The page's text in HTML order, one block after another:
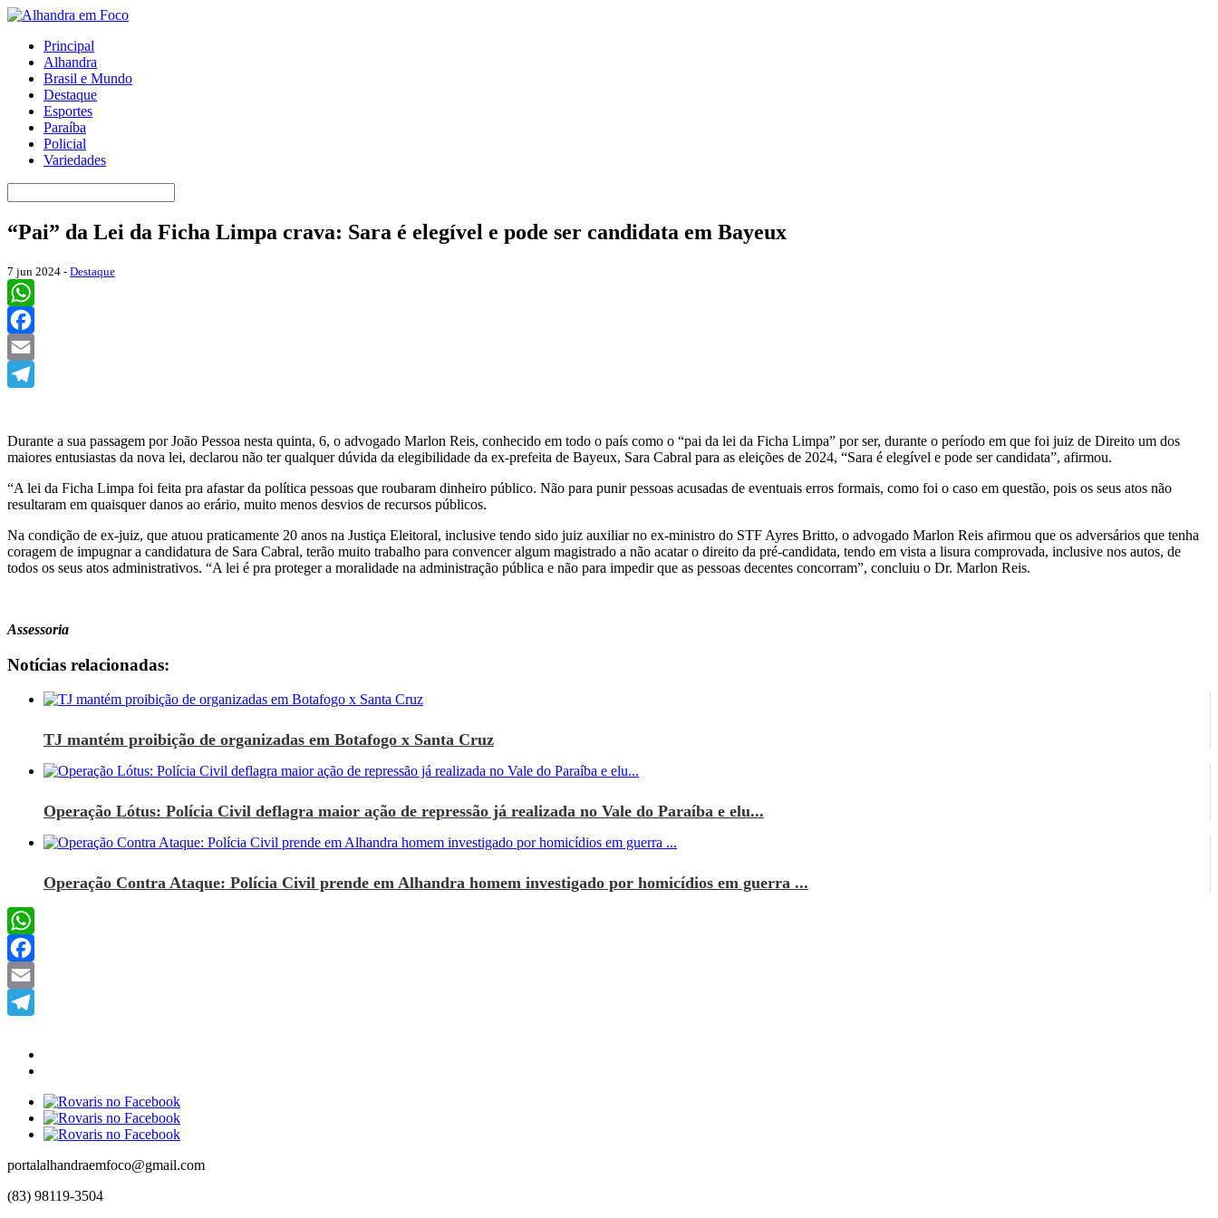
Principal
Alhandra
Brasil e Mundo
Destaque
Esportes
Paraíba
Policial
Variedades
“Pai” da Lei da Ficha Limpa crava: Sara é elegível e pode ser candidata em Bayeux
7 jun 2024 - Destaque
WhatsApp
Facebook
Email
Durante a sua passagem por João Pessoa nesta quinta, 6, o advogado Marlon Reis, conhecido em todo o país como o “pai da lei da Ficha Limpa” por ser, durante o período em que foi juiz de Direito um dos
maiores entusiastas da nova lei, declarou não ter qualquer dúvida da elegibilidade da ex-prefeita de Bayeux, Sara Cabral para as eleições de 2024, “Sara é elegível e pode ser candidata”, afirmou.
“A lei da Ficha Limpa foi feita pra afastar da política pessoas que roubaram dinheiro público. Não para punir pessoas acusadas de eventuais erros formais, como foi o caso em questão, pois os seus atos não
resultaram em quaisquer danos ao erário, muito menos desvios de recursos públicos.
Na condição de ex-juiz, que atuou praticamente 20 anos na Justiça Eleitoral, inclusive tendo sido juiz auxiliar no ex-ministro do STF Ayres Britto, o advogado Marlon Reis afirmou que os adversários que tenha
coragem de impugnar a candidatura de Sara Cabral, terão muito trabalho para convencer algum magistrado a não acatar o direito da pré-candidata, tendo em vista a lisura comprovada, inclusive nos autos, de
todos os seus atos administrativos. “A lei é pra proteger a moralidade na administração pública e não para impedir que as pessoas decentes concorram”, concluiu o Dr. Marlon Reis.
Assessoria
Notícias relacionadas:
TJ mantém proibição de organizadas em Botafogo x Santa Cruz
Operação Lótus: Polícia Civil deflagra maior ação de repressão já realizada no Vale do Paraíba e elu...
Operação Contra Ataque: Polícia Civil prende em Alhandra homem investigado por homicídios em guerra ...
WhatsApp
Facebook
Email
portalalhandraemfoco@gmail.com
(83) 98119-3504